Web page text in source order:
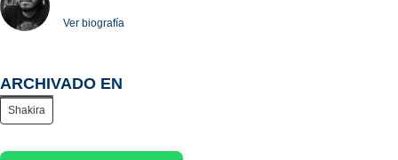
Ver biografía
ARCHIVADO EN
Shakira